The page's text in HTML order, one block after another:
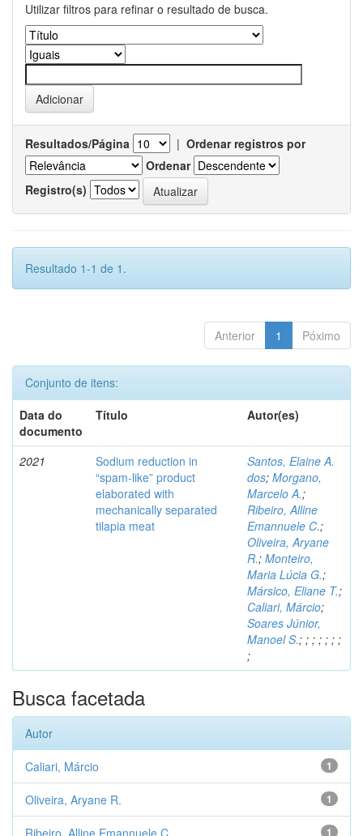
Utilizar filtros para refinar o resultado de busca.
Resultados/Página | Ordenar registros por
Ordenar
Registro(s)
Resultado 1-1 de 1.
Anterior 1 Póximo
Conjunto de itens:
Data do
documento
Título Autor(es)
2021
Sodium reduction in
“spam-like” product
elaborated with
mechanically separated
tilapia meat
Santos, Elaine A.
dos; Morgano,
Marcelo A.;
Ribeiro, Alline
Emannuele C.;
Oliveira, Aryane
R.; Monteiro,
Maria Lúcia G.;
Mársico, Eliane T.;
Caliari, Márcio;
Soares Júnior,
Manoel S.; ; ; ; ; ; ;
;
Busca facetada
Autor
1
Caliari, Márcio
1
Oliveira, Aryane R.
1